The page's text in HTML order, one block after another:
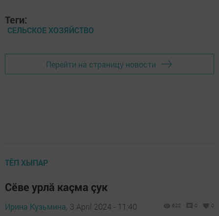
Теги:
СЕЛЬСКОЕ ХОЗЯЙСТВО
Перейти на страницу новости
ТӖП ХЫПАР
Сӗве урлă каçма çук
Ирина Кузьмина, 3 April 2024 - 11:40 622 0 0